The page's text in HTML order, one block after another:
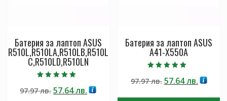
Батерия за лаптоп ASUS
R510L,R510LA,R510LB,R510L
C,R510LD,R510LN
5.00
от 5
97.97лв.Original
57.64лв.Текущата
Батерия за лаптоп ASUS
A41-X550A
5.00
от 5
97.97лв. Original
57.64лв.